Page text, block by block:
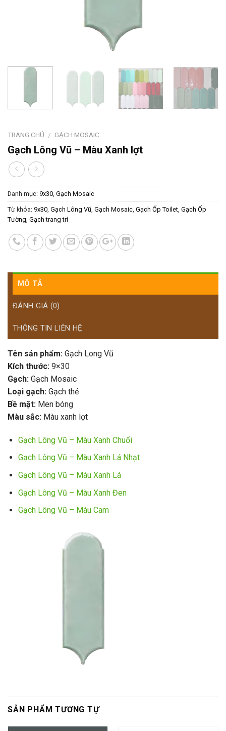
TRANG CHỦ / GẠCH MOSAIC
Gạch Lông Vũ – Màu Xanh lợt
Danh mục: 9x30, Gạch Mosaic
Từ khóa: 9x30, Gạch Lông Vũ, Gạch Mosaic, Gạch Ốp Toilet, Gạch Ốp
Tường, Gạch trang trí
MÔ TẢ
ĐÁNH GIÁ (0)
THÔNG TIN LIÊN HỆ
Tên sản phẩm: Gạch Long Vũ
Kích thước: 9×30
Gạch: Gạch Mosaic
Loại gạch: Gạch thẻ
Bề mặt: Men bóng
Màu sắc: Màu xanh lợt
Gạch Lông Vũ – Màu Xanh Chuối
Gạch Lông Vũ – Màu Xanh Lá Nhạt
Gạch Lông Vũ – Màu Xanh Lá
Gạch Lông Vũ – Màu Xanh Đen
Gạch Lông Vũ – Màu Cam
SẢN PHẨM TƯƠNG TỰ